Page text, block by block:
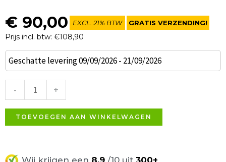
€ 90,00
Prijs incl. btw: €108,90
EXCL. 21% BTW GRATIS VERZENDING!
Geschatte levering 09/09/2026 - 21/09/2026
-
Spritz
Vondom
Terrasstoel
Wit
aantal
+
TOEVOEGEN AAN WINKELWAGEN
Wij krijgen een 8.9 /10 uit 300+